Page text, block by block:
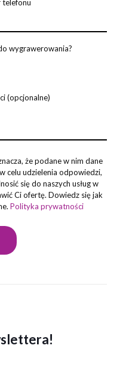
telefonu
wygrawerowania?
(opcjonalne)
że podane w nim dane
celu udzielenia odpowiedzi,
się do naszych usług w
Ci ofertę. Dowiedz się jak
Polityka prywatności